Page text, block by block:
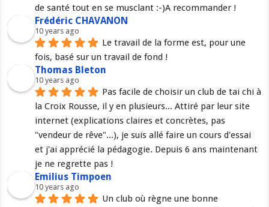
de santé tout en se musclant :-)A recommander !
Frédéric CHAVANON
10 years ago
Le travail de la forme est, pour une
fois, basé sur un travail de fond !
Thomas Bleton
10 years ago
Pas facile de choisir un club de tai chi à
la Croix Rousse, il y en plusieurs... Attiré par leur site
internet (explications claires et concrètes, pas
"vendeur de rêve"...), je suis allé faire un cours d'essai
et j'ai apprécié la pédagogie. Depuis 6 ans maintenant
je ne regrette pas !
Emilius Timpoen
10 years ago
Un club où règne une bonne